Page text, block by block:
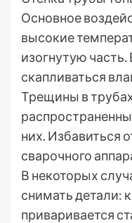
Основное
высокие
изогнутую
скапливаться
Трещины в
них. Избавиться
сварочного
В некоторых
снимать детали:
приваривается